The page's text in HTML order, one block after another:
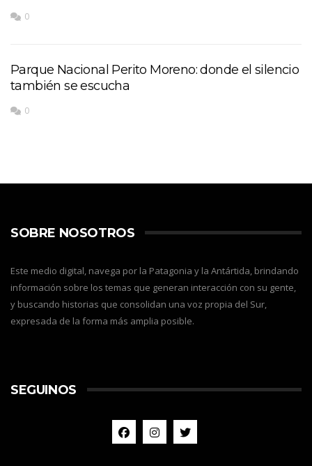
0
Parque Nacional Perito Moreno: donde el silencio
también se escucha
0
SOBRE NOSOTROS
Este medio digital, navega por la Patagonia y la Antártida, brindando
información sobre los temas que generan interacción con su gente,
y buscando historias que consolidan una voz propia del Sur,
expresada de la forma más amplia posible.
SEGUINOS